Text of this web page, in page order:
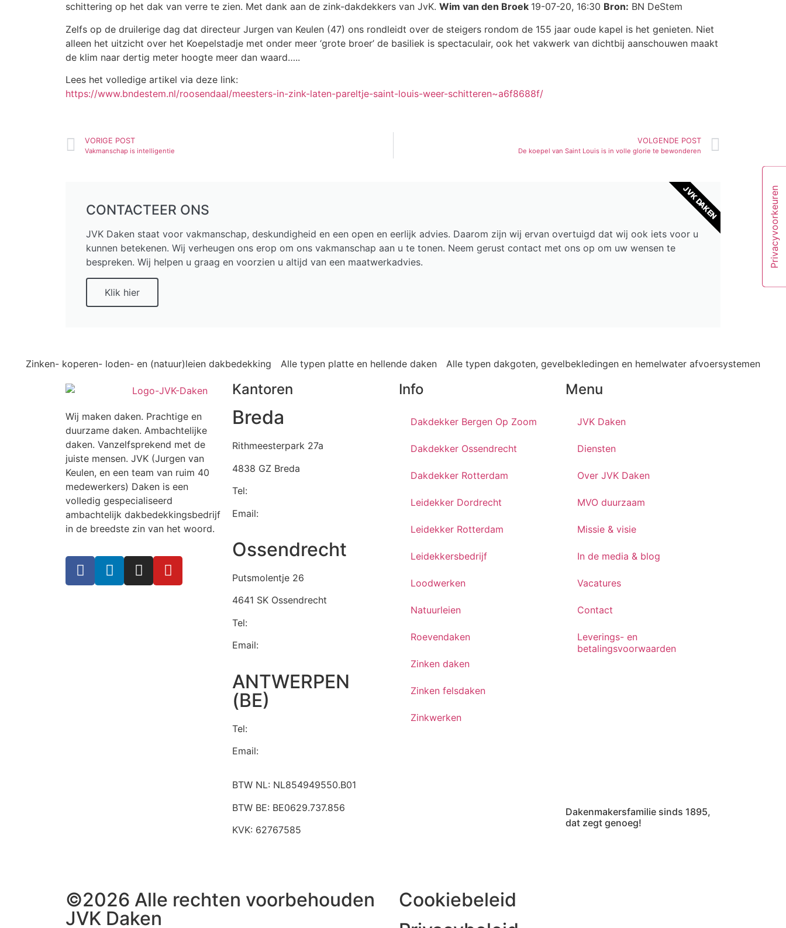
schittering op het dak van verre te zien. Met dank aan de zink-dakdekkers van JvK. Wim van den Broek 19-07-20, 16:30 Bron: BN DeStem
Zelfs op de druilerige dag dat directeur Jurgen van Keulen (47) ons rondleidt over de steigers rondom de 155 jaar oude kapel is het genieten. Niet
alleen het uitzicht over het Koepelstadje met onder meer ‘grote broer’ de basiliek is spectaculair, ook het vakwerk van dichtbij aanschouwen maakt
de klim naar dertig meter hoogte meer dan waard…..
Lees het volledige artikel via deze link:
https://www.bndestem.nl/roosendaal/meesters-in-zink-laten-pareltje-saint-louis-weer-schitteren~a6f8688f/
VORIGE POST
Vakmanschap is intelligentie
VOLGENDE POST
De koepel van Saint Louis is in volle glorie te bewonderen
CONTACTEER ONS
JVK Daken staat voor vakmanschap, deskundigheid en een open en eerlijk advies. Daarom zijn wij ervan overtuigd dat wij ook iets voor u
kunnen betekenen. Wij verheugen ons erop om ons vakmanschap aan u te tonen. Neem gerust contact met ons op om uw wensen te
bespreken. Wij helpen u graag en voorzien u altijd van een maatwerkadvies.
Klik hier
JVK DAKEN
Zinken- koperen- loden- en (natuur)leien dakbedekking Alle typen platte en hellende daken Alle typen dakgoten, gevelbekledingen en hemelwater afvoersystemen
Wij maken daken. Prachtige en
duurzame daken. Ambachtelijke
daken. Vanzelfsprekend met de
juiste mensen. JVK (Jurgen van
Keulen, en een team van ruim 40
medewerkers) Daken is een
volledig gespecialiseerd
ambachtelijk dakbedekkingsbedrijf
in de breedste zin van het woord.
Kantoren
Breda
Rithmeesterpark 27a
4838 GZ Breda
Tel:
Email:
Ossendrecht
Putsmolentje 26
4641 SK Ossendrecht
Tel:
Email:
ANTWERPEN
(BE)
Tel:
Email:
BTW NL: NL854949550.B01
BTW BE: BE0629.737.856
KVK: 62767585
Info
Dakdekker Bergen Op Zoom
Dakdekker Ossendrecht
Dakdekker Rotterdam
Leidekker Dordrecht
Leidekker Rotterdam
Leidekkersbedrijf
Loodwerken
Natuurleien
Roevendaken
Zinken daken
Zinken felsdaken
Zinkwerken
Menu
JVK Daken
Diensten
Over JVK Daken
MVO duurzaam
Missie & visie
In de media & blog
Vacatures
Contact
Leverings- en
betalingsvoorwaarden
Dakenmakersfamilie sinds 1895,
dat zegt genoeg!
©2026 Alle rechten voorbehouden
JVK Daken
Cookiebeleid